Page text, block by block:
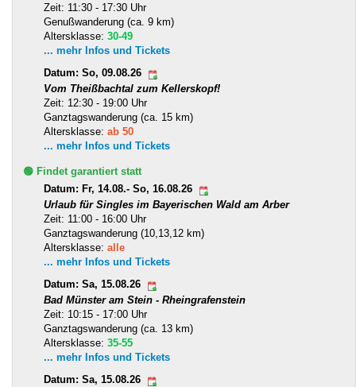
Zeit: 11:30 - 17:30 Uhr
Genußwanderung (ca. 9 km)
Altersklasse: 30-49
... mehr Infos und Tickets
Datum: So, 09.08.26
Vom Theißbachtal zum Kellerskopf!
Zeit: 12:30 - 19:00 Uhr
Ganztagswanderung (ca. 15 km)
Altersklasse: ab 50
... mehr Infos und Tickets
🟢 Findet garantiert statt
Datum: Fr, 14.08.- So, 16.08.26
Urlaub für Singles im Bayerischen Wald am Arber
Zeit: 11:00 - 16:00 Uhr
Ganztagswanderung (10,13,12 km)
Altersklasse: alle
... mehr Infos und Tickets
Datum: Sa, 15.08.26
Bad Münster am Stein - Rheingrafenstein
Zeit: 10:15 - 17:00 Uhr
Ganztagswanderung (ca. 13 km)
Altersklasse: 35-55
... mehr Infos und Tickets
Datum: Sa, 15.08.26